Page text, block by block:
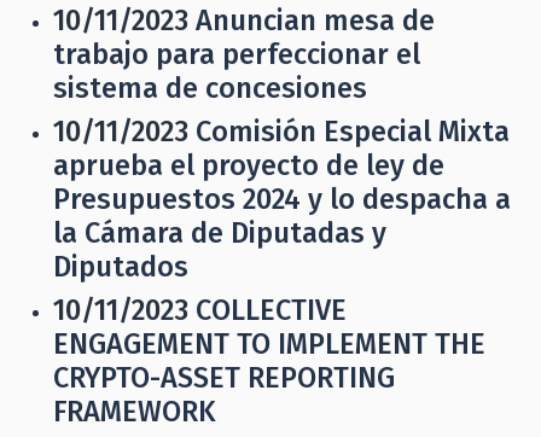
10/11/2023 Anuncian mesa de
trabajo para perfeccionar el
sistema de concesiones
10/11/2023 Comisión Especial Mixta
aprueba el proyecto de ley de
Presupuestos 2024 y lo despacha a
la Cámara de Diputadas y
Diputados
10/11/2023 COLLECTIVE
ENGAGEMENT TO IMPLEMENT THE
CRYPTO-ASSET REPORTING
FRAMEWORK